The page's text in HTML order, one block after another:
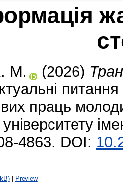
М. (2026)
питання
праць
університету
4863. DOI:
| Preview